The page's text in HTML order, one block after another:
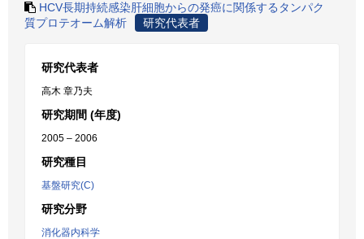
HCV長期持続感染肝細胞からの発癌に関係するタンパク
質プロテオーム解析
研究代表者
研究代表者
高木 章乃夫
研究期間 (年度)
2005 – 2006
研究種目
基盤研究(C)
研究分野
消化器内科学